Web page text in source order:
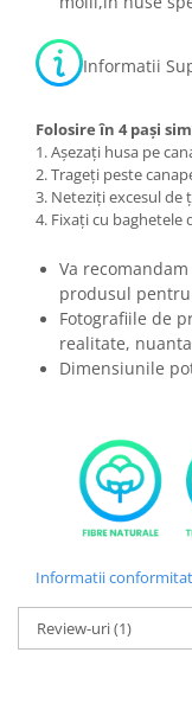
Informatii
Folosire în 4 pași
1. Așezați husa pe
2. Trageți peste
3. Neteziți excesul de
4. Fixați cu baghetele
Va
produsul
Fotografiile de
realitate,
Dimensiunile
Informatii
Review-uri(1)